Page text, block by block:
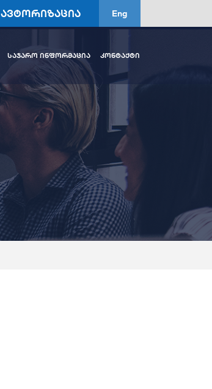
ავტორიზაცია Eng
საჯარო ინფორმაცია კონტაქტი